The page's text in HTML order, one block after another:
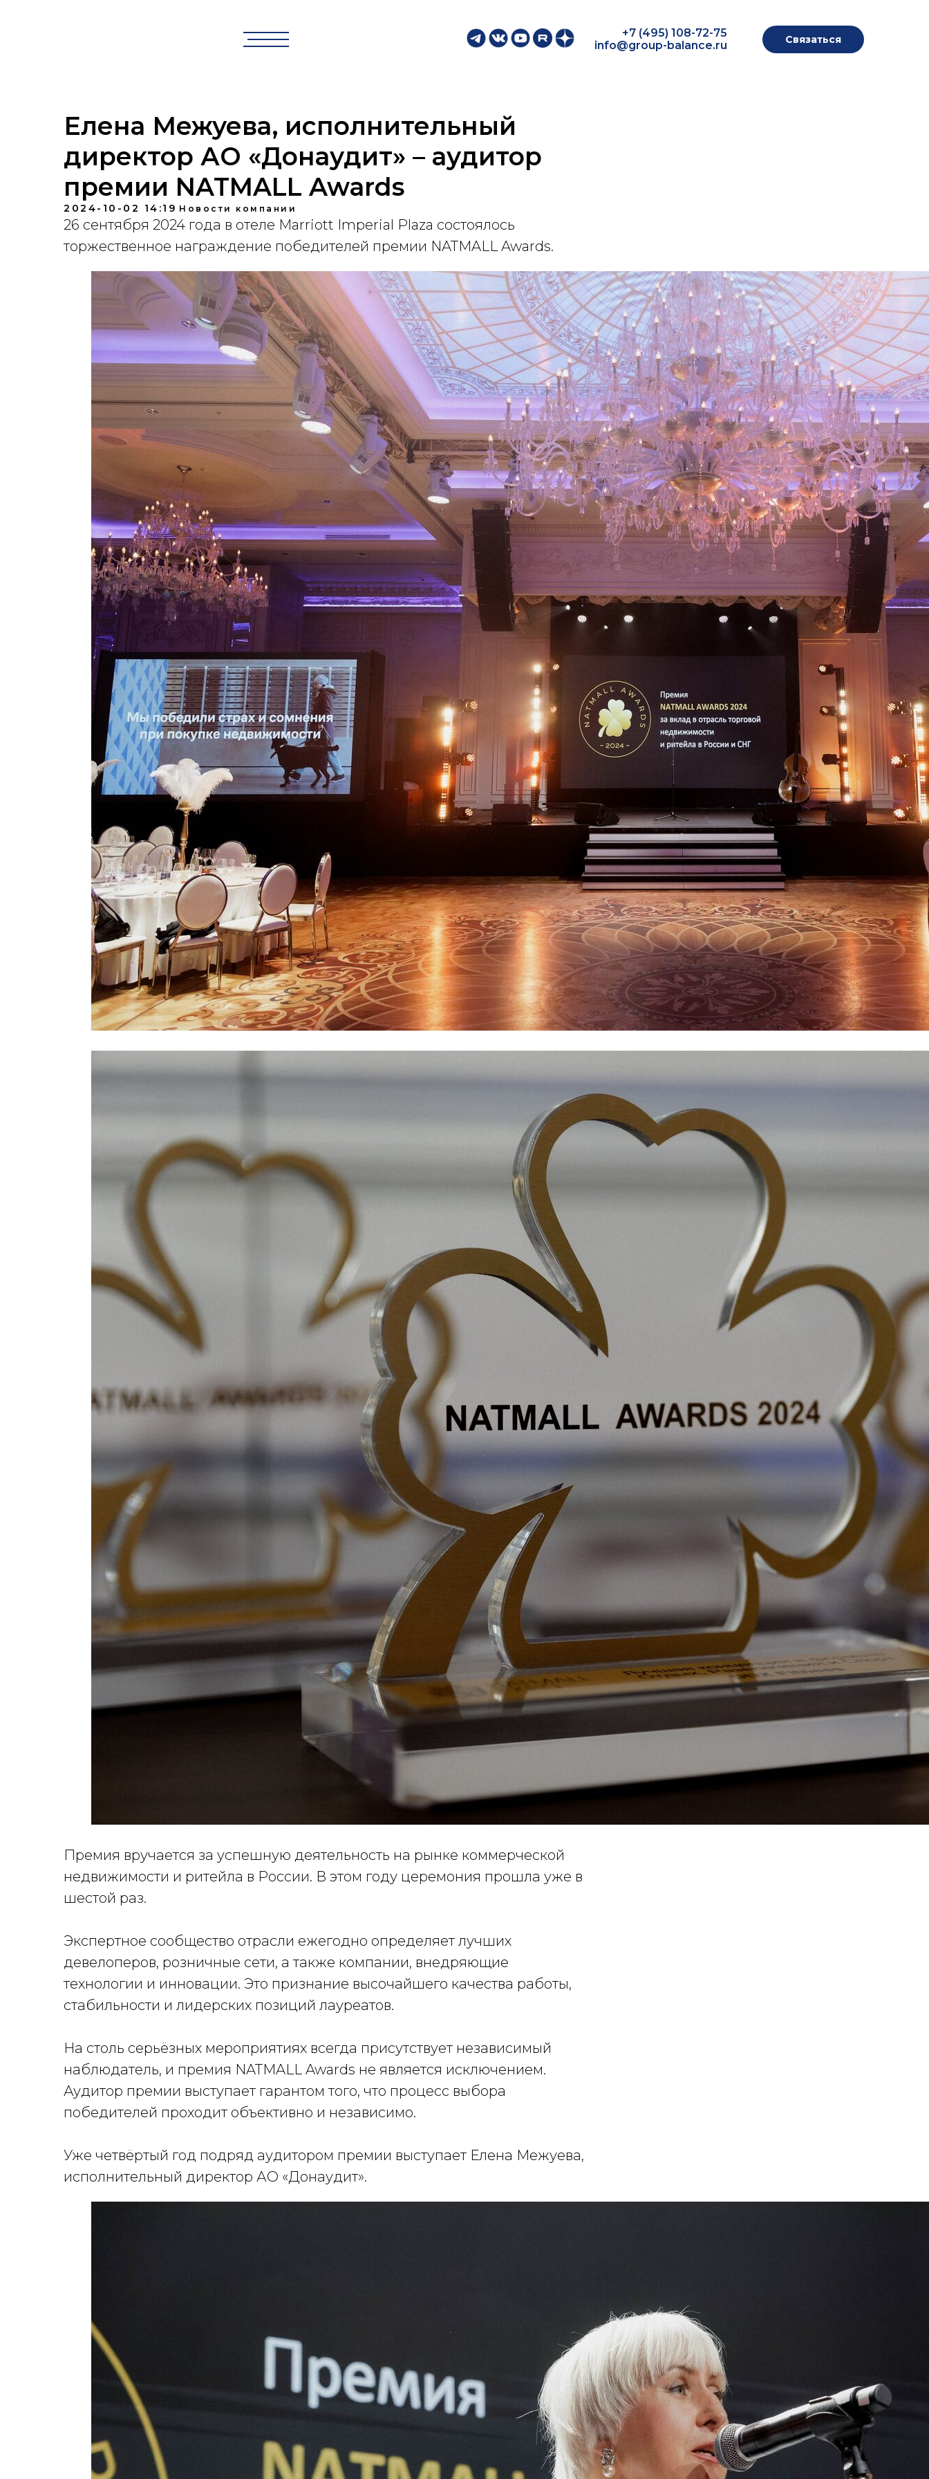
Связаться
+7 (495) 108-72-75
info@group-balance.ru
Елена Межуева, исполнительный
директор АО «Донаудит» – аудитор
премии NATMALL Awards
2024-10-02 14:19 Новости компании
26 сентября 2024 года в отеле Marriott Imperial Plaza состоялось
торжественное награждение победителей премии NATMALL Awards.
Премия вручается за успешную деятельность на рынке коммерческой
недвижимости и ритейла в России. В этом году церемония прошла уже в
шестой раз.
Экспертное сообщество отрасли ежегодно определяет лучших
девелоперов, розничные сети, а также компании, внедряющие
технологии и инновации. Это признание высочайшего качества работы,
стабильности и лидерских позиций лауреатов.
На столь серьёзных мероприятиях всегда присутствует независимый
наблюдатель, и премия NATMALL Awards не является исключением.
Аудитор премии выступает гарантом того, что процесс выбора
победителей проходит объективно и независимо.
Уже четвёртый год подряд аудитором премии выступает Елена Межуева,
исполнительный директор АО «Донаудит».